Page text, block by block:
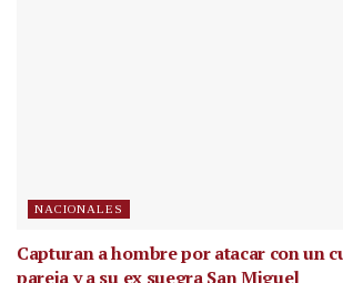
NACIONALES
Capturan a hombre por atacar con un
pareja y a su ex suegra San Miguel